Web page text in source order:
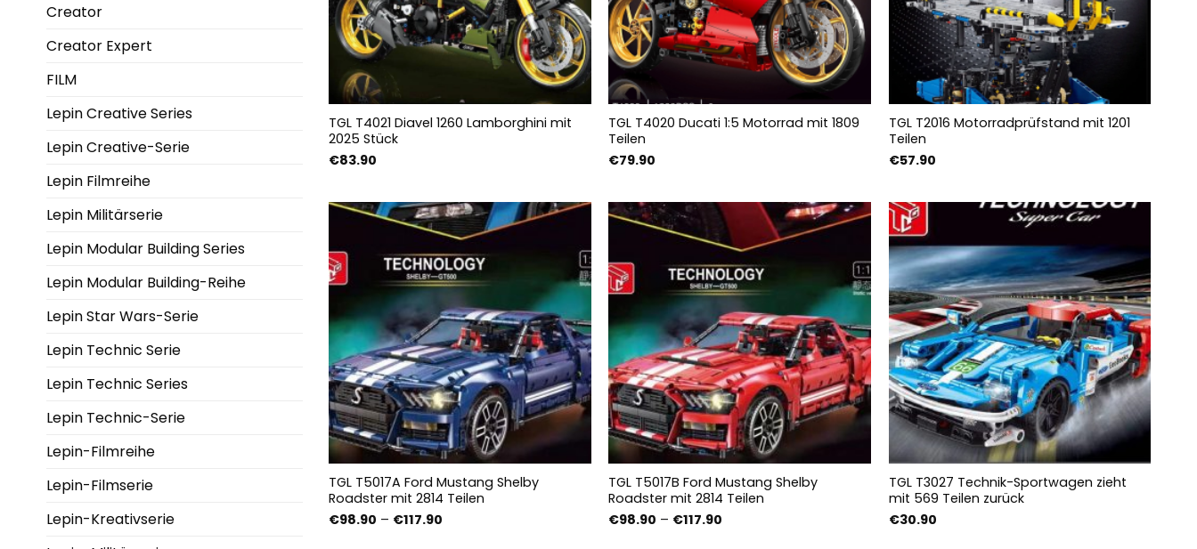
Creator
Creator Expert
FILM
Lepin Creative Series
Lepin Creative-Serie
Lepin Filmreihe
Lepin Militärserie
Lepin Modular Building Series
Lepin Modular Building-Reihe
Lepin Star Wars-Serie
Lepin Technic Serie
Lepin Technic Series
Lepin Technic-Serie
Lepin-Filmreihe
Lepin-Filmserie
Lepin-Kreativserie
TGL T4021 Diavel 1260 Lamborghini mit
2025 Stück
€83.90
TGL T4020 Ducati 1:5 Motorrad mit 1809
Teilen
€79.90
TGL T2016 Motorradprüfstand mit 1201
Teilen
€57.90
TGL T5017A Ford Mustang Shelby
Roadster mit 2814 Teilen
€98.90 – €117.90
TGL T5017B Ford Mustang Shelby
Roadster mit 2814 Teilen
€98.90 – €117.90
TGL T3027 Technik-Sportwagen zieht
mit 569 Teilen zurück
€30.90